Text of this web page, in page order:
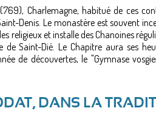
Charlemagne, habitué de ces
Denis. Le monastère est souvent
religieux et installe des Chanoines
de Saint-Dié. Le Chapitre aura ses
de découvertes, le "Gymnase
DANS LA